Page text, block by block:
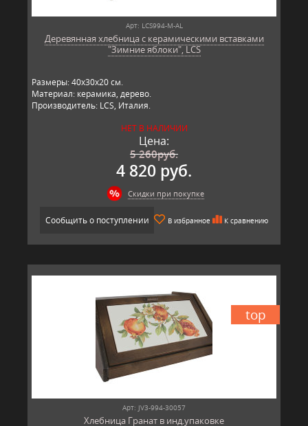
Арт: LCS994-M-AL
Деревянная хлебница с керамическими вставками
"Зимние яблоки", LCS
Размеры: 40х30х20 см.
Материал: керамика, дерево.
Производитель: LCS, Италия.
НЕТ В НАЛИЧИИ
Цена:
5 260руб.
4 820 руб.
Скидки при покупке
Сообщить о поступлении В избранное К сравнению
top
Арт: JV3-994-30057
Хлебница Гранат в инд.упаковке